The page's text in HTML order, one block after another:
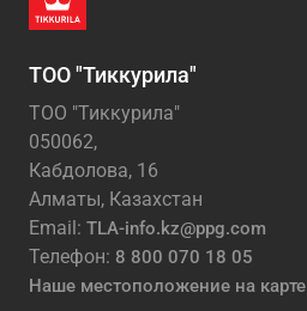
ТОО "Тиккурила"
ТОО "Тиккурила"
050062,
Кабдолова, 16
Алматы, Казахстан
Email: TLA-info.kz@ppg.com
Телефон: 8 800 070 18 05
Наше местоположение на карте